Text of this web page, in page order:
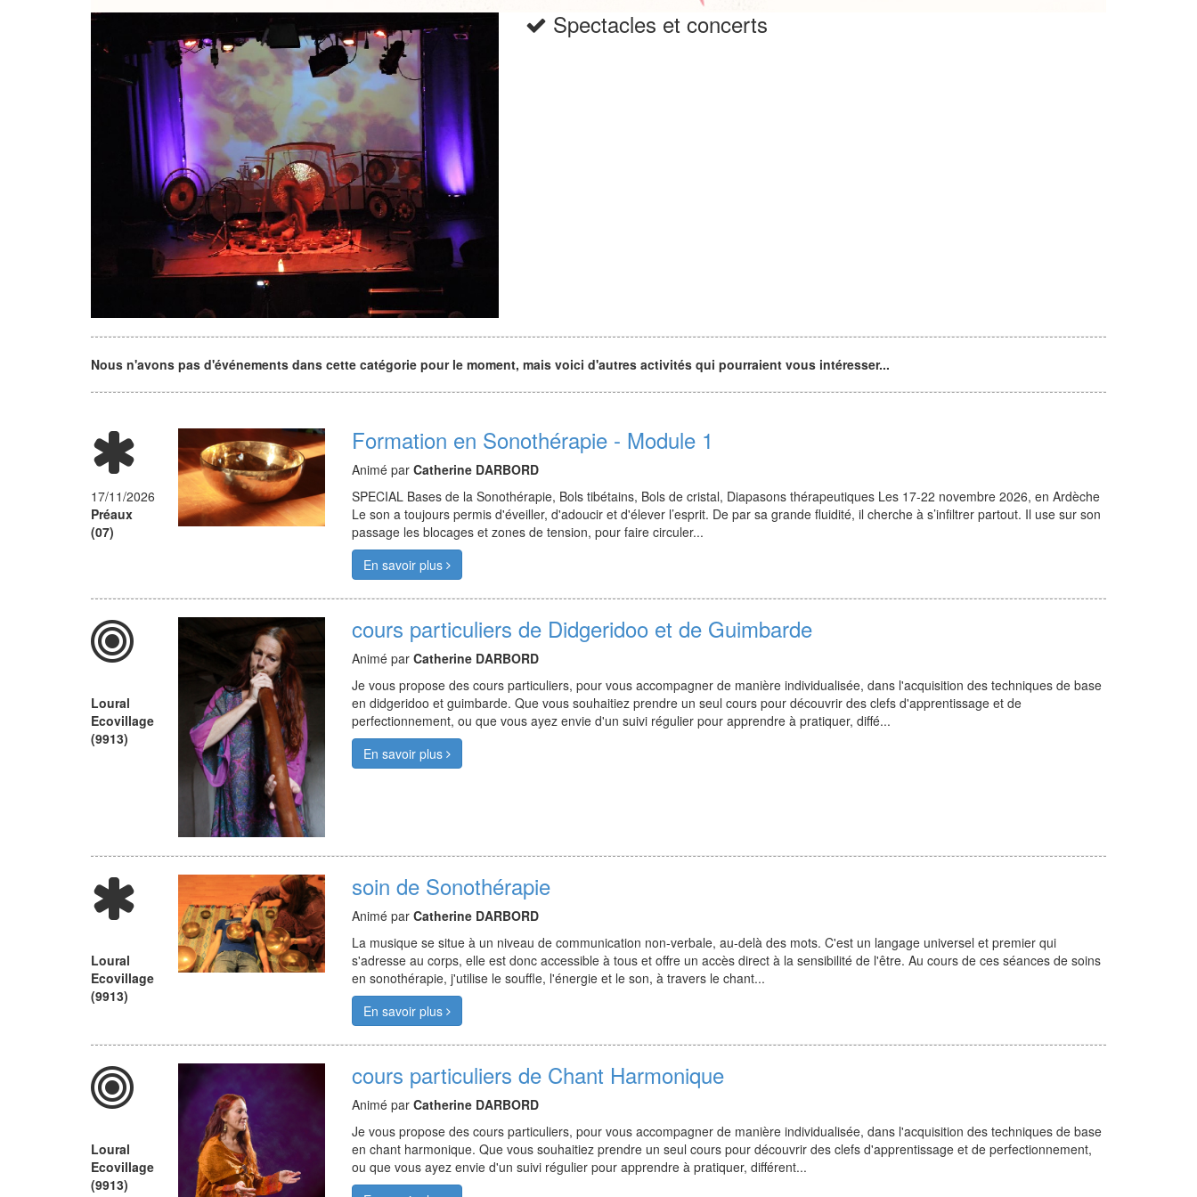
Spectacles et concerts
Nous n'avons pas d'événements dans cette catégorie pour le moment, mais voici d'autres activités qui pourraient vous intéresser...
17/11/2026
Préaux
(07)
Formation en Sonothérapie - Module 1
Animé par Catherine DARBORD
SPECIAL Bases de la Sonothérapie, Bols tibétains, Bols de cristal, Diapasons thérapeutiques Les 17-22 novembre 2026, en Ardèche
Le son a toujours permis d'éveiller, d'adoucir et d'élever l’esprit. De par sa grande fluidité, il cherche à s’infiltrer partout. Il use sur son
passage les blocages et zones de tension, pour faire circuler...
En savoir plus
Loural
Ecovillage
(9913)
cours particuliers de Didgeridoo et de Guimbarde
Animé par Catherine DARBORD
Je vous propose des cours particuliers, pour vous accompagner de manière individualisée, dans l'acquisition des techniques de base
en didgeridoo et guimbarde. Que vous souhaitiez prendre un seul cours pour découvrir des clefs d'apprentissage et de
perfectionnement, ou que vous ayez envie d'un suivi régulier pour apprendre à pratiquer, diffé...
En savoir plus
Loural
Ecovillage
(9913)
soin de Sonothérapie
Animé par Catherine DARBORD
La musique se situe à un niveau de communication non-verbale, au-delà des mots. C'est un langage universel et premier qui
s'adresse au corps, elle est donc accessible à tous et offre un accès direct à la sensibilité de l'être. Au cours de ces séances de soins
en sonothérapie, j'utilise le souffle, l'énergie et le son, à travers le chant...
En savoir plus
Loural
Ecovillage
(9913)
cours particuliers de Chant Harmonique
Animé par Catherine DARBORD
Je vous propose des cours particuliers, pour vous accompagner de manière individualisée, dans l'acquisition des techniques de base
en chant harmonique. Que vous souhaitiez prendre un seul cours pour découvrir des clefs d'apprentissage et de perfectionnement,
ou que vous ayez envie d'un suivi régulier pour apprendre à pratiquer, différent...